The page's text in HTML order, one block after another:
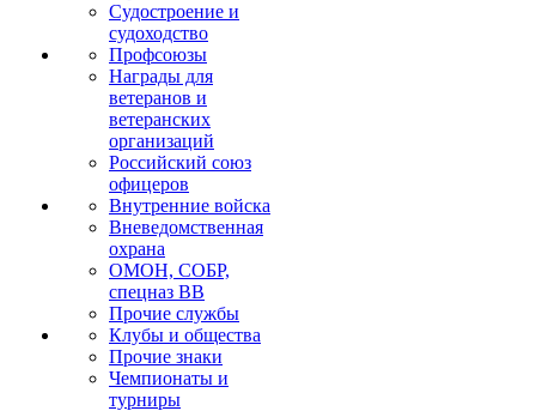
Судостроение и
судоходство
Профсоюзы
Награды для
ветеранов и
ветеранских
организаций
Российский союз
офицеров
Внутренние войска
Вневедомственная
охрана
ОМОН, СОБР,
спецназ ВВ
Прочие службы
Клубы и общества
Прочие знаки
Чемпионаты и
турниры